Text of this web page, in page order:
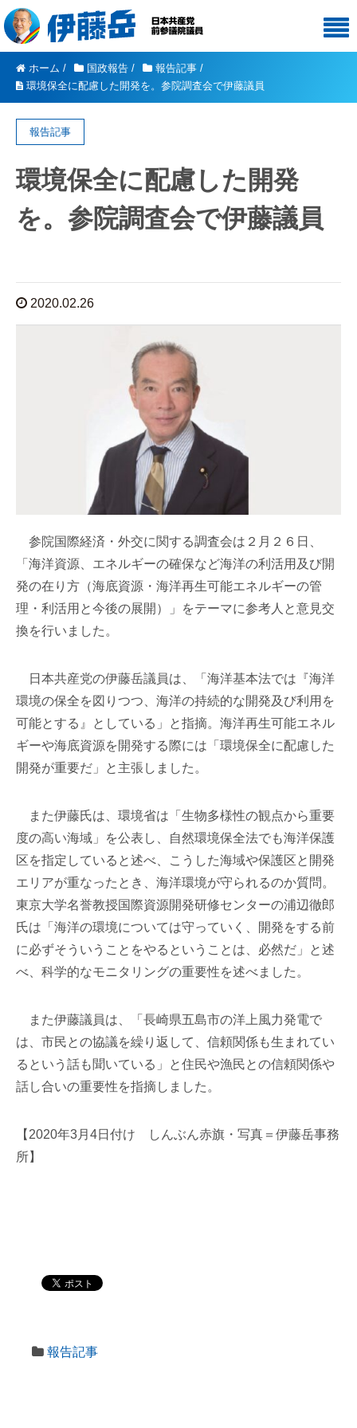
ホーム / 国政報告 / 報告記事 /
環境保全に配慮した開発を。参院調査会で伊藤議員
報告記事
環境保全に配慮した開発
を。参院調査会で伊藤議員
2020.02.26
参院国際経済・外交に関する調査会は２月２６日、
「海洋資源、エネルギーの確保など海洋の利活用及び開
発の在り方（海底資源・海洋再生可能エネルギーの管
理・利活用と今後の展開）」をテーマに参考人と意見交
換を行いました。
日本共産党の伊藤岳議員は、「海洋基本法では『海洋
環境の保全を図りつつ、海洋の持続的な開発及び利用を
可能とする』としている」と指摘。海洋再生可能エネル
ギーや海底資源を開発する際には「環境保全に配慮した
開発が重要だ」と主張しました。
また伊藤氏は、環境省は「生物多様性の観点から重要
度の高い海域」を公表し、自然環境保全法でも海洋保護
区を指定していると述べ、こうした海域や保護区と開発
エリアが重なったとき、海洋環境が守られるのか質問。
東京大学名誉教授国際資源開発研修センターの浦辺徹郎
氏は「海洋の環境については守っていく、開発をする前
に必ずそういうことをやるということは、必然だ」と述
べ、科学的なモニタリングの重要性を述べました。
また伊藤議員は、「長崎県五島市の洋上風力発電で
は、市民との協議を繰り返して、信頼関係も生まれてい
るという話も聞いている」と住民や漁民との信頼関係や
話し合いの重要性を指摘しました。
【2020年3月4日付け しんぶん赤旗・写真＝伊藤岳事務
所】
報告記事